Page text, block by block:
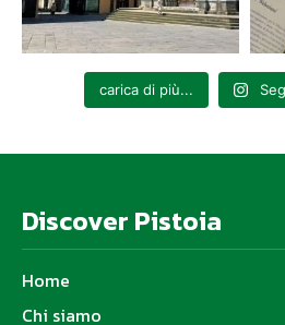
carica di più...
Discover Pistoia
Home
Chi siamo